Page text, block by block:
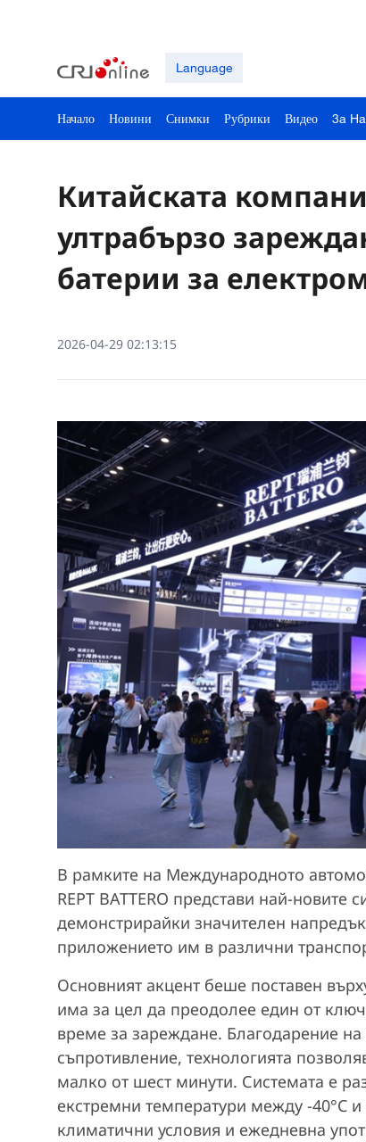
Language
Начало Новини Снимки Рубрики Видео 3a
Китайската
ултрабързо
батерии за
2026-04-29 02:13:15
В рамките на Международното
REPT BATTERO представи най-
демонстрирайки значителен
приложението им в различни
Основният акцент беше поставен
има за цел да преодолее един от
време за зареждане. Благодарение
съпротивление, технологията
малко от шест минути. Системата е
екстремни температури между -40°C
климатични условия и ежедневна